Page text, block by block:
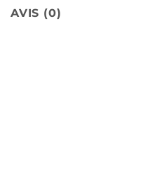
AVIS (0)